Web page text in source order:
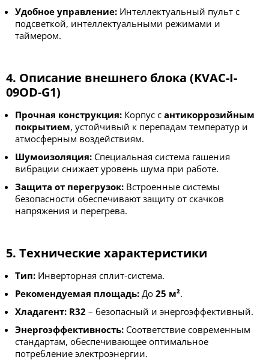
Удобное управление: Интеллектуальный пульт с
подсветкой, интеллектуальными режимами и
таймером.
4. Описание внешнего блока (KVAC-I-
09OD-G1)
Прочная конструкция: Корпус с антикоррозийным
покрытием, устойчивый к перепадам температур и
атмосферным воздействиям.
Шумоизоляция: Специальная система гашения
вибрации снижает уровень шума при работе.
Защита от перегрузок: Встроенные системы
безопасности обеспечивают защиту от скачков
напряжения и перегрева.
5. Технические характеристики
Тип: Инверторная сплит-система.
Рекомендуемая площадь: До 25 м².
Хладагент: R32 – безопасный и энергоэффективный.
Энергоэффективность: Соответствие современным
стандартам, обеспечивающее оптимальное
потребление электроэнергии.